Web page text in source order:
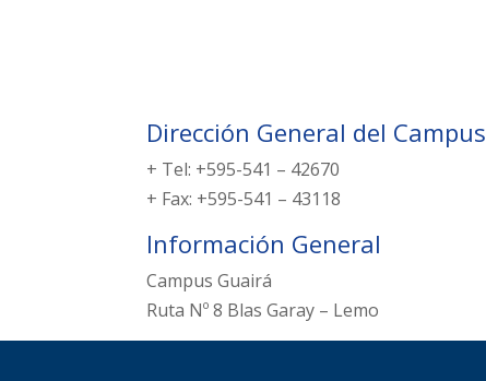
Dirección General del Campus
+ Tel: +595-541 – 42670
+ Fax: +595-541 – 43118
Información General
Campus Guairá
Ruta Nº 8 Blas Garay – Lemo